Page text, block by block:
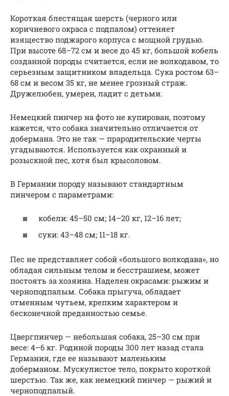
Короткая блестящая шерсть (черного или
коричневого окраса с подпалом) оттеняет
изящество поджарого корпуса с мощной грудью.
При высоте 68–72 см и весе до 45 кг, большой кобель
созданной породы считается, если не волкодавом, то
серьезным защитником владельца. Сука ростом 63–
68 см и весом 35 кг, не менее грозный страж.
Дружелюбен, умерен, ладит с детьми.
Немецкий пинчер на фото не купирован, поэтому
кажется, что собака значительно отличается от
добермана. Это не так — прародительские черты
угадываются. Используется как охранный и
розыскной пес, хотя был крысоловом.
В Германии породу называют стандартным
пинчером с параметрами:
кобели: 45–50 см; 14–20 кг, 12–16 лет;
суки: 43–48 см; 11–18 кг.
Пес не представляет собой «большого волкодава», но
обладая сильным телом и бесстрашием, может
постоять за хозяина. Наделен окрасами: рыжим и
черноподпалым. Собака прыгуча, обладает
отменным чутьем, крепким характером и
бесконечной преданностью семье.
Цвергпинчер — небольшая собака, 25–30 см при
весе: 4–6 кг. Родиной породы 300 лет назад стала
Германия, где ее называют маленьким
доберманом. Мускулистое тело, покрыто короткой
шерстью. Так же, как немецкий пинчер — рыжий и
черноподпалый.